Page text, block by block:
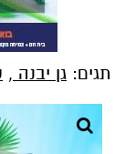
תגים: גן יבנה ,